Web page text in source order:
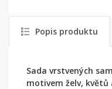
Popis produktu
Sada vrstvených
motivem želv,